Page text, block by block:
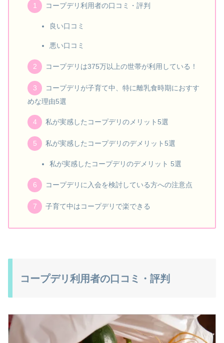
コープデリ利用者の口コミ・評判
良い口コミ
悪い口コミ
コープデリは375万以上の世帯が利用している！
コープデリが子育て中、特に離乳食時期におすす
めな理由5選
私が実感したコープデリのメリット5選
私が実感したコープデリのデメリット5選
私が実感したコープデリのデメリット 5選
コープデリに入会を検討している方への注意点
子育て中はコープデリで楽できる
コープデリ利用者の口コミ・評判